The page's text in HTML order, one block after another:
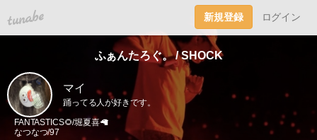
tuna.be 新規登録 ログイン
ふぁんたろぐ。 / SHOCK
マイ
踊ってる人が好きです。
FANTASTICS🌻/堀夏喜🦙
なつなつ/97